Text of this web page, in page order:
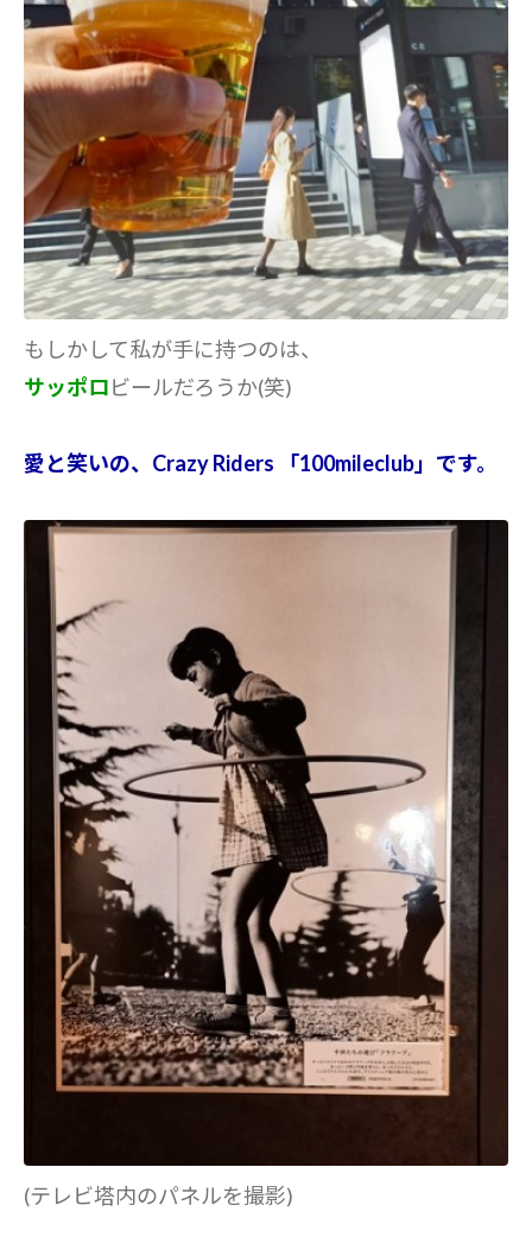
もしかして私が手に持つのは、
サッポロビールだろうか(笑)
愛と笑いの、Crazy Riders 「100mileclub」です。
(テレビ塔内のパネルを撮影)